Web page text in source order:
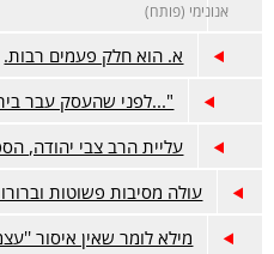
אנונימי (פותח)
א. הוא חלק פעמים רבות.
"...לפני שהעסק עבר
עליית הרב צבי יהודה,
עולה מסיבות פשוטות
מילא לומר שאין איסור